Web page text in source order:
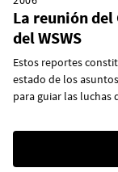
La reunión
del WSWS
Estos reportes
estado de los
para guiar las luchas